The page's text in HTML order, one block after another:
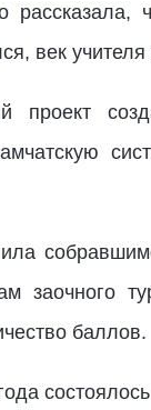
век
проект
заочного
баллов.